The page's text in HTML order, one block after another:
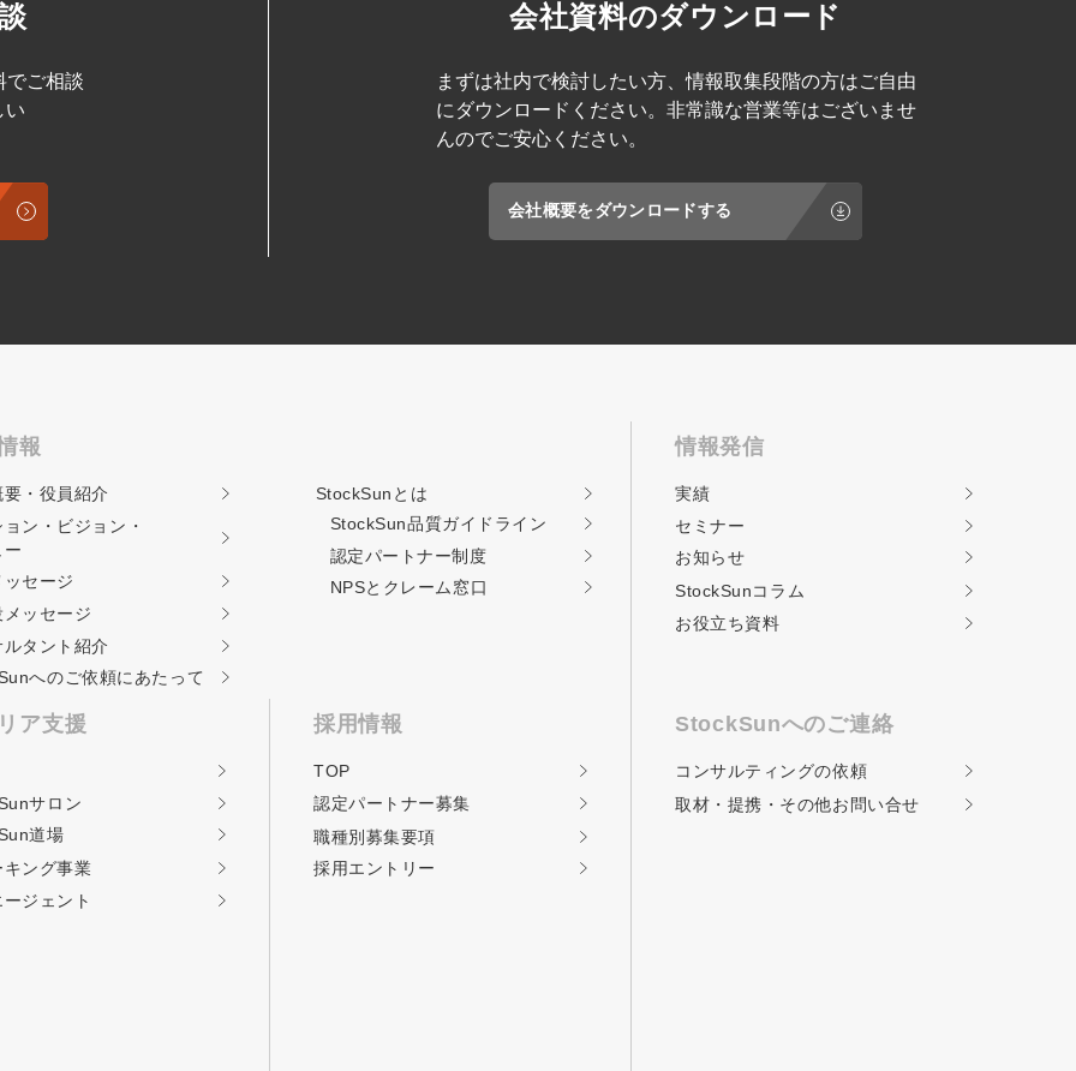
でご相談
い
会社資料のダウンロード
まずは社内で検討したい方、情報取集段階の方はご自由
にダウンロードください。非常識な営業等はございませ
んのでご安心ください。
会社概要をダウンロードする
報
・役員紹介
ョン・ビジョン・
ー
セージ
ッセージ
ルタント紹介
へのご依頼にあたって
StockSunとは
StockSun品質ガイド ライン
認定パートナー制度
NPSとクレーム窓口
情報発信
実績
セミナー
お知らせ
StockSunコラム
お役立ち資料
ア支援
サロン
道場
キング事業
ジェント
採用情報
TOP
認定パートナー募集
職種別募集要項
採用エントリー
StockSunへのご連絡
コンサルティングの依頼
取材・提携・その他お問い合せ